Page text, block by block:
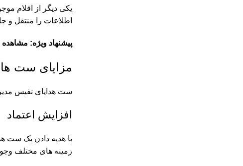
یکی دیگر از اقلام
اطلاعات را منتقل و
پیشنهاد ویژه: مشاهده
مزایای ست
ست هدایای نفیس
افزایش اعتماد
با هدیه دادن یک ست
زمینه های مختلف